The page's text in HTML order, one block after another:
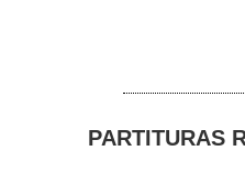
PARTITURAS